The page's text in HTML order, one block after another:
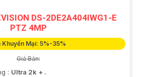
DS-2DE2A404IWG1-E
PTZ 4MP
Khuyến Mại: 5%-35%
Giá Bán:
: Ultra 2k + .